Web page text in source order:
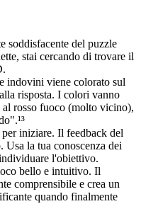
soddisfacente del puzzle
stai cercando di trovare il
indovini viene colorato sul
risposta. I colori vanno
rosso fuoco (molto vicino),
iniziare. Il feedback del
Usa la tua conoscenza dei
l'obiettivo.
bello e intuitivo. Il
comprensibile e crea un
quando finalmente